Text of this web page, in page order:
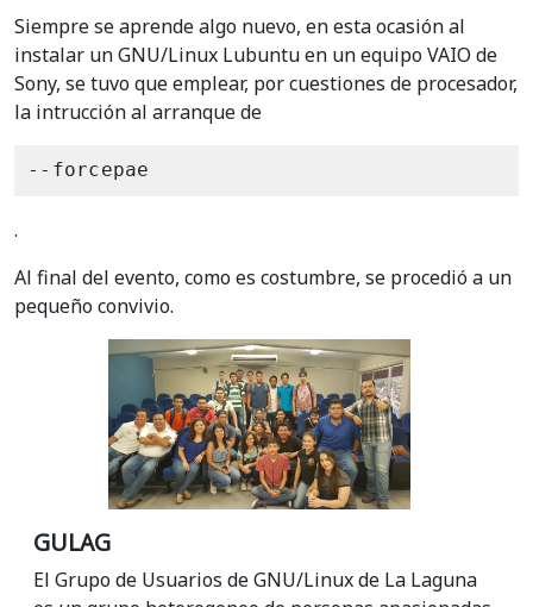
Siempre se aprende algo nuevo, en esta ocasión al
instalar un GNU/Linux Lubuntu en un equipo VAIO de
Sony, se tuvo que emplear, por cuestiones de procesador,
la intrucción al arranque de
--forcepae
.
Al final del evento, como es costumbre, se procedió a un
pequeño convivio.
GULAG
El Grupo de Usuarios de GNU/Linux de La Laguna